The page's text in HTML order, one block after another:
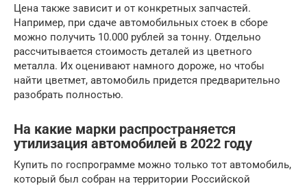
Цена также зависит и от конкретных запчастей.
Например, при сдаче автомобильных стоек в сборе
можно получить 10.000 рублей за тонну. Отдельно
рассчитывается стоимость деталей из цветного
металла. Их оценивают намного дороже, но чтобы
найти цветмет, автомобиль придется предварительно
разобрать полностью.
На какие марки распространяется
утилизация автомобилей в 2022 году
Купить по госпрограмме можно только тот автомобиль,
который был собран на территории Российской